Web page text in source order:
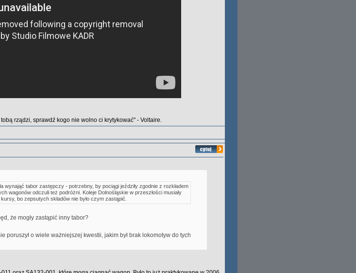
rządzi, sprawdź kogo nie wolno ci krytykować" - Voltaire.
wynająć tabor zastępczy - potrzebny, by pociągi jeździły zgodnie z rozkładem
wagonów odczuli też podróżni. Koleje Dolnośląskie w przeszłości musiały
bo zepsutych składów nie było czym zastąpić.
że mogły zastąpić inny tabor?
poruszył o wiele ważniejszej kwestii, jakim był brak lokomotyw do tych